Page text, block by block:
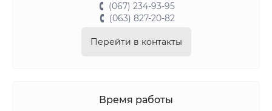
(067) 234-93-95
(063) 827-20-82
Перейти в контакты
Время работы